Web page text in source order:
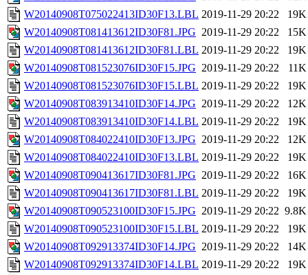
W20140908T075022413ID30F13.LBL 2019-11-29 20:22
19K
W20140908T081413612ID30F81.JPG 2019-11-29 20:22
15K
W20140908T081413612ID30F81.LBL 2019-11-29 20:22
19K
W20140908T081523076ID30F15.JPG 2019-11-29 20:22
11K
W20140908T081523076ID30F15.LBL 2019-11-29 20:22
19K
W20140908T083913410ID30F14.JPG 2019-11-29 20:22
12K
W20140908T083913410ID30F14.LBL 2019-11-29 20:22
19K
W20140908T084022410ID30F13.JPG 2019-11-29 20:22
12K
W20140908T084022410ID30F13.LBL 2019-11-29 20:22
19K
W20140908T090413617ID30F81.JPG 2019-11-29 20:22
16K
W20140908T090413617ID30F81.LBL 2019-11-29 20:22
19K
W20140908T090523100ID30F15.JPG 2019-11-29 20:22 9.8K
W20140908T090523100ID30F15.LBL 2019-11-29 20:22
19K
W20140908T092913374ID30F14.JPG 2019-11-29 20:22
14K
W20140908T092913374ID30F14.LBL 2019-11-29 20:22
19K